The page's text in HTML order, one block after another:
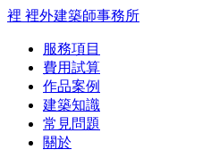
裡 裡外建築師事務所
服務項目
費用試算
作品案例
建築知識
常見問題
關於